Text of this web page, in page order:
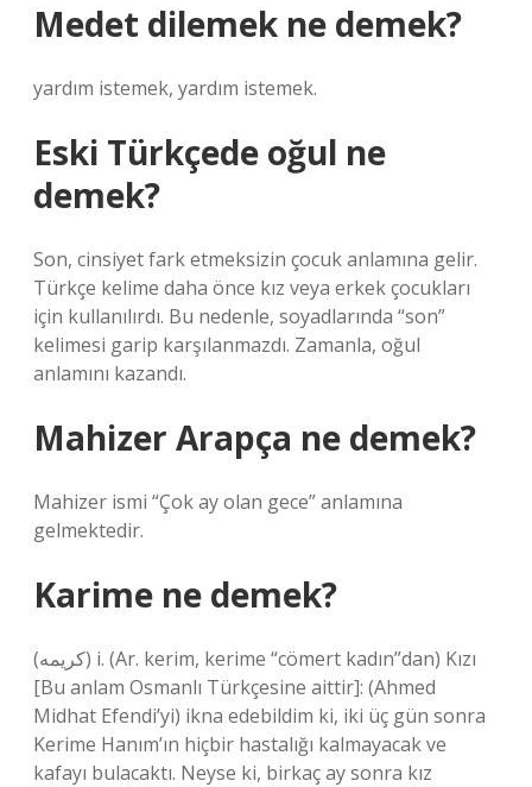
Medet dilemek ne demek?
yardım istemek, yardım istemek.
Eski Türkçede oğul ne
demek?
Son, cinsiyet fark etmeksizin çocuk anlamına gelir.
Türkçe kelime daha önce kız veya erkek çocukları
için kullanılırdı. Bu nedenle, soyadlarında “son”
kelimesi garip karşılanmazdı. Zamanla, oğul
anlamını kazandı.
Mahizer Arapça ne demek?
Mahizer ismi “Çok ay olan gece” anlamına
gelmektedir.
Karime ne demek?
(ﻛﺮﻳﻤﻪ) i. (Ar. kerіm, kerіme “cömert kadın”dan) Kızı
[Bu anlam Osmanlı Türkçesine aittir]: (Ahmed
Midhat Efendi’yi) ikna edebildim ki, iki üç gün sonra
Kerime Hanım’ın hiçbir hastalığı kalmayacak ve
kafayı bulacaktı. Neyse ki, birkaç ay sonra kız